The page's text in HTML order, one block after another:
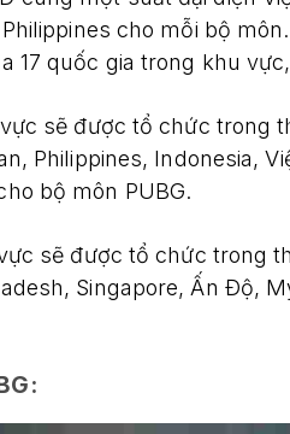
cho mỗi bộ
17 quốc gia trong khu
sẽ được tổ chức trong
Philippines, Indonesia,
bộ môn PUBG.
sẽ được tổ chức trong
Singapore, Ấn Độ,